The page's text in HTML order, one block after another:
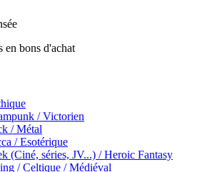
en bons d'achat
/ Victorien
/ Métal
/ Esotérique
(Ciné, séries, JV...) / Heroic Fantasy
/ Celtique / Médiéval